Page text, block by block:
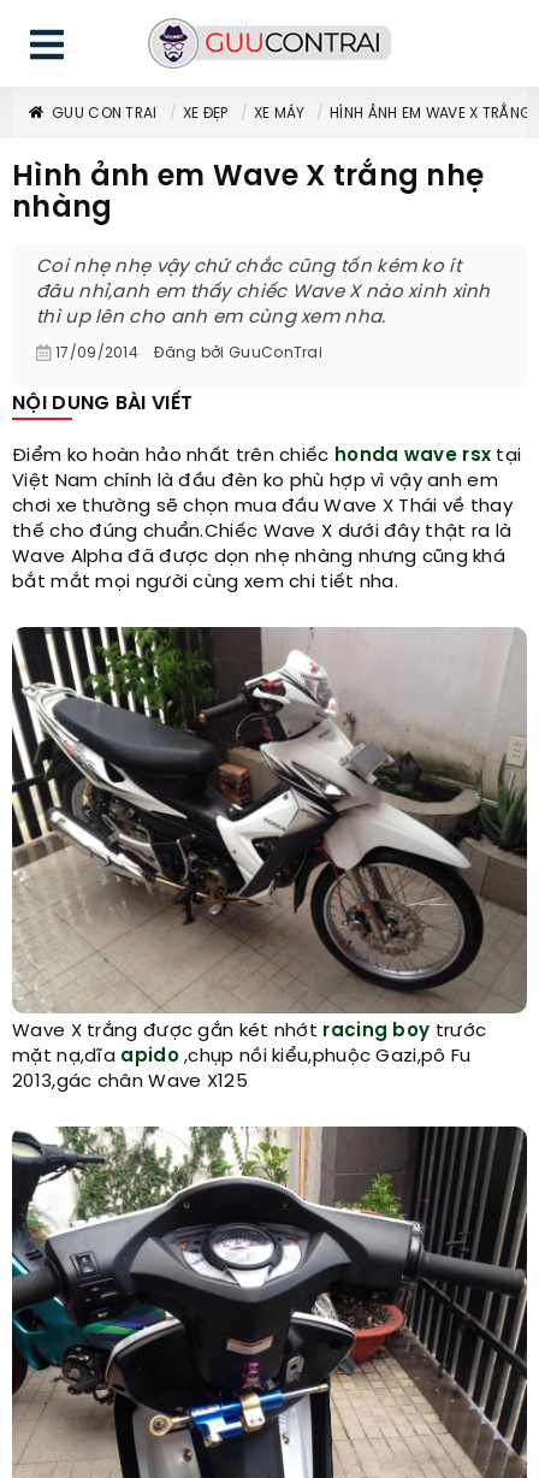
GUU CON TRAI XE ĐẸP XE MÁY HÌNH ẢNH EM WAVE X TRẮNG
Hình ảnh em Wave X trắng nhẹ
nhàng
Coi nhẹ nhẹ vậy chứ chắc cũng tốn kém ko ít
đâu nhỉ,anh em thấy chiếc Wave X nào xinh xinh
thì up lên cho anh em cùng xem nha.
17/09/2014 Đăng bởi GuuConTrai
NỘI DUNG BÀI VIẾT
Điểm ko hoàn hảo nhất trên chiếc honda wave rsx tại
Việt Nam chính là đầu đèn ko phù hợp vì vậy anh em
chơi xe thường sẽ chọn mua đầu Wave X Thái về thay
thế cho đúng chuẩn.Chiếc Wave X dưới đây thật ra là
Wave Alpha đã được dọn nhẹ nhàng nhưng cũng khá
bắt mắt mọi người cùng xem chi tiết nha.
Wave X trắng được gắn két nhớt racing boy trước
mặt nạ,dĩa apido,chụp nồi kiểu,phuộc Gazi,pô Fu
2013,gác chân Wave X125